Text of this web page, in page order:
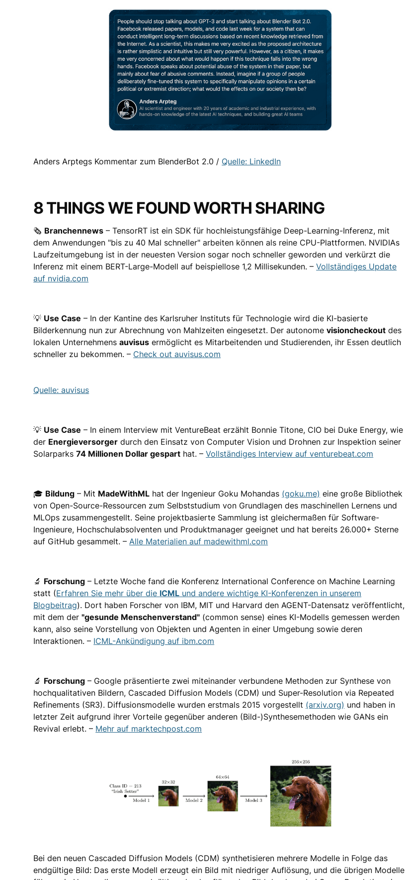
Anders Arptegs Kommentar zum BlenderBot 2.0 / Quelle: LinkedIn
8 THINGS WE FOUND WORTH SHARING
🗞 Branchennews – TensorRT ist ein SDK für hochleistungsfähige Deep-Learning-Inferenz, mit
dem Anwendungen "bis zu 40 Mal schneller" arbeiten können als reine CPU-Plattformen. NVIDIAs
Laufzeitumgebung ist in der neuesten Version sogar noch schneller geworden und verkürzt die
Inferenz mit einem BERT-Large-Modell auf beispiellose 1,2 Millisekunden. –Vollständiges Update
auf nvidia.com
💡 Use Case – In der Kantine des Karlsruher Instituts für Technologie wird die KI-basierte
Bilderkennung nun zur Abrechnung von Mahlzeiten eingesetzt. Der autonomevisioncheckout des
lokalen Unternehmensauvisus ermöglicht es Mitarbeitenden und Studierenden, ihr Essen deutlich
schneller zu bekommen. – Check out auvisus.com
Quelle: auvisus
💡 Use Case – In einem Interview mit VentureBeat erzählt Bonnie Titone, CIO bei Duke Energy, wie
der Energieversorger durch den Einsatz von Computer Vision und Drohnen zur Inspektion seiner
Solarparks74 Millionen Dollar gespart hat. –Vollständiges Interview auf venturebeat.com
🎓 Bildung – Mit MadeWithML hat der Ingenieur Goku Mohandas (goku.me) eine große Bibliothek
von Open-Source-Ressourcen zum Selbststudium von Grundlagen des maschinellen Lernens und
MLOps zusammengestellt. Seine projektbasierte Sammlung ist gleichermaßen für Software-
Ingenieure, Hochschulabsolventen und Produktmanager geeignet und hat bereits 26.000+ Sterne
auf GitHub gesammelt. – Alle Materialien auf madewithml.com
🔬 Forschung – Letzte Woche fand die Konferenz International Conference on Machine Learning
statt (Erfahren Sie mehr über die ICML und andere wichtige KI-Konferenzen in unserem
Blogbeitrag). Dort haben Forscher von IBM, MIT und Harvard den AGENT-Datensatz veröffentlicht,
mit dem der"gesunde Menschenverstand" (common sense) eines KI-Modells gemessen werden
kann, also seine Vorstellung von Objekten und Agenten in einer Umgebung sowie deren
Interaktionen. – ICML-Ankündigung auf ibm.com
🔬 Forschung – Google präsentierte zwei miteinander verbundene Methoden zur Synthese von
hochqualitativen Bildern, Cascaded Diffusion Models (CDM) und Super-Resolution via Repeated
Refinements (SR3). Diffusionsmodelle wurden erstmals 2015 vorgestellt (arxiv.org) und haben in
letzter Zeit aufgrund ihrer Vorteile gegenüber anderen (Bild-)Synthesemethoden wie GANs ein
Revival erlebt. – Mehr auf marktechpost.com
Bei den neuen Cascaded Diffusion Models (CDM) synthetisieren mehrere Modelle in Folge das
endgültige Bild: Das erste Modell erzeugt ein Bild mit niedriger Auflösung, und die übrigen Modelle